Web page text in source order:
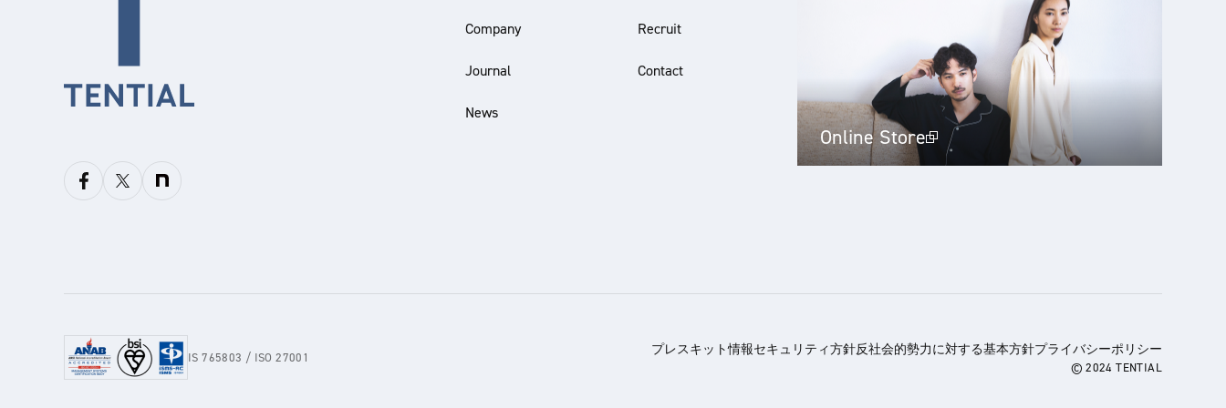
Company
Journal
News
Recruit
Contact
Online Store
IS 765803 / ISO 27001
プレスキット情報セキュリティ方針反社会的勢力に対する基本方針プライバシーポリシー
© 2024 TENTIAL